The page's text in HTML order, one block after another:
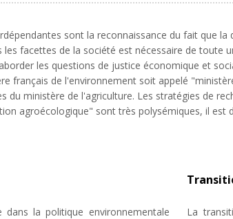
sont la reconnaissance du fait que
facettes de la société est nécessaire de toute
les questions de justice économique et
français de l'environnement soit appelé
du ministère de l'agriculture. Les stratégies de
agroécologique" sont très polysémiques, il est
la politique environnementale
La